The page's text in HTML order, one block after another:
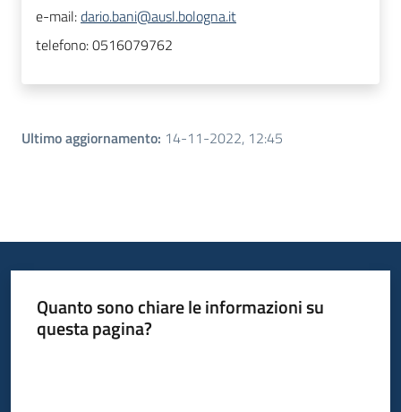
e-mail:dario.bani@ausl.bologna.it
telefono:0516079762
Ultimo aggiornamento: 14-11-2022, 12:45
Quanto sono chiare le informazioni su
questa pagina?